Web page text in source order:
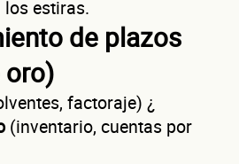
los estiras.
de plazos
oro)
factoraje) ¿
(inventario, cuentas por